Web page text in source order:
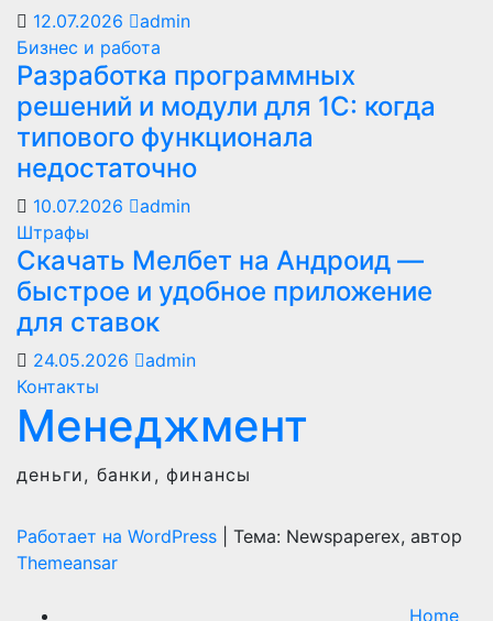
12.07.2026
admin
Бизнес и работа
Разработка программных
решений и модули для 1С: когда
типового функционала
недостаточно
10.07.2026
admin
Штрафы
Скачать Мелбет на Андроид —
быстрое и удобное приложение
для ставок
24.05.2026
admin
Контакты
Менеджмент
деньги, банки, финансы
Работает на WordPress
Тема: Newspaperex, автор
Themeansar
Home